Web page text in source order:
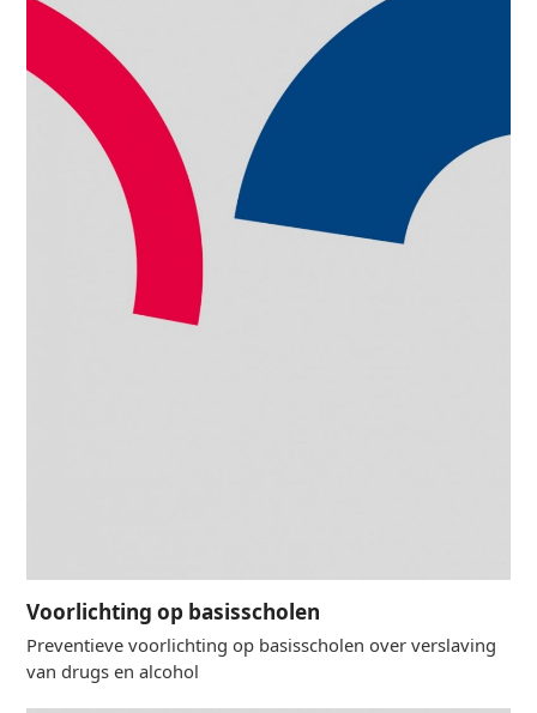
Voorlichting op basisscholen
Preventieve voorlichting op basisscholen over verslaving
van drugs en alcohol